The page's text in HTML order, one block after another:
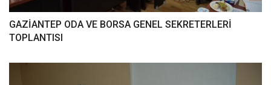
GAZİANTEP ODA VE BORSA GENEL SEKRETERLERİ
TOPLANTISI